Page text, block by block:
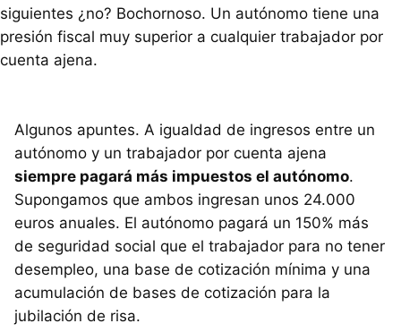
siguientes ¿no? Bochornoso. Un autónomo tiene una
presión fiscal muy superior a cualquier trabajador por
cuenta ajena.
Algunos apuntes. A igualdad de ingresos entre un
autónomo y un trabajador por cuenta ajena
siempre pagará más impuestos el autónomo.
Supongamos que ambos ingresan unos 24.000
euros anuales. El autónomo pagará un 150% más
de seguridad social que el trabajador para no tener
desempleo, una base de cotización mínima y una
acumulación de bases de cotización para la
jubilación de risa.